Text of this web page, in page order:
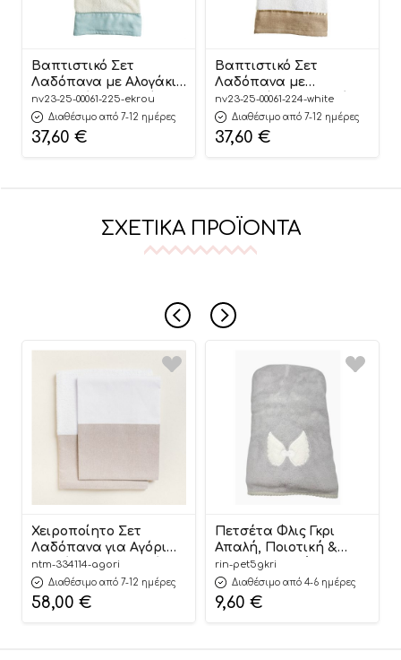
Βαπτιστικό Σετ
Λαδόπανα με Αλογάκι
Κουνιστό σε Εκρού για
Αγόρια – Λ225
nv23-25-00061-225-ekrou
Διαθέσιμο από 7-12 ημέρες
37,60 €
Βαπτιστικό Σετ
Λαδόπανα με
Αρκουδάκι σε Λευκό
για Αγόρια – Λ224
nv23-25-00061-224-white
Διαθέσιμο από 7-12 ημέρες
37,60 €
ΣΧΕΤΙΚΆ ΠΡΟΪΌΝΤΑ
Χειροποίητο Σετ
Λαδόπανα για Αγόρι
Λευκό-Μπεζ Χρυσό
Lurex | 334114
Ntampoudis
ntm-334114-agori
Διαθέσιμο από 7-12 ημέρες
58,00 €
Πετσέτα Φλις Γκρι
Απαλή, Ποιοτική &
Πολυχρηστική
80x150cm | ΠΕΤ5ΓΚΡΙ
Riniotis
rin-pet5gkri
Διαθέσιμο από 4-6 ημέρες
9,60 €